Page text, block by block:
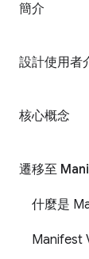
簡介
設計使用者
核心概念
遷移至
什麼是
Manifest